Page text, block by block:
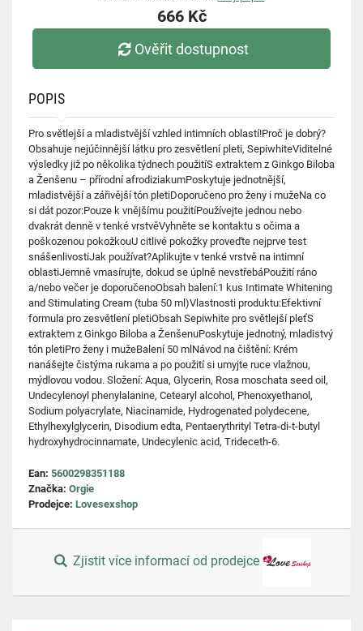
666 Kč
Ověřit dostupnost
POPIS
Pro světlejší a mladistvější vzhled intimních oblastí!Proč je dobrý?
Obsahuje nejúčinnější látku pro zesvětlení pleti, SepiwhiteViditelné
výsledky již po několika týdnech použitíS extraktem z Ginkgo Biloba
a Ženšenu – přírodní afrodiziakumPoskytuje jednotnější,
mladistvější a zářivější tón pletiDoporučeno pro ženy i mužeNa co
si dát pozor:Pouze k vnějšímu použitíPoužívejte jednou nebo
dvakrát denně v tenké vrstvěVyhněte se kontaktu s očima a
poškozenou pokožkouU citlivé pokožky proveďte nejprve test
snášenlivostiJak používat?Aplikujte v tenké vrstvě na intimní
oblastiJemně vmasírujte, dokud se úplně nevstřebáPoužití ráno
a/nebo večer je doporučenoObsah balení:1 kus Intimate Whitening
and Stimulating Cream (tuba 50 ml)Vlastnosti produktu:Efektivní
formula pro zesvětlení pletiObsah Sepiwhite pro světlejší pleťS
extraktem z Ginkgo Biloba a ŽenšenuPoskytuje jednotný, mladistvý
tón pletiPro ženy i mužeBalení 50 mlNávod na čištění: Krém
nanášejte čistýma rukama a po použití si umyjte ruce vlažnou,
mýdlovou vodou. Složení: Aqua, Glycerin, Rosa moschata seed oil,
Undecylenoyl phenylalanine, Cetearyl alcohol, Phenoxyethanol,
Sodium polyacrylate, Niacinamide, Hydrogenated polydecene,
Ethylhexylglycerin, Disodium edta, Pentaerythrityl Tetra-di-t-butyl
hydroxyhydrocinnamate, Undecylenic acid, Trideceth-6.
Ean: 5600298351188
Značka: Orgie
Prodejce: Lovesexshop
Zjistit více informací od prodejce